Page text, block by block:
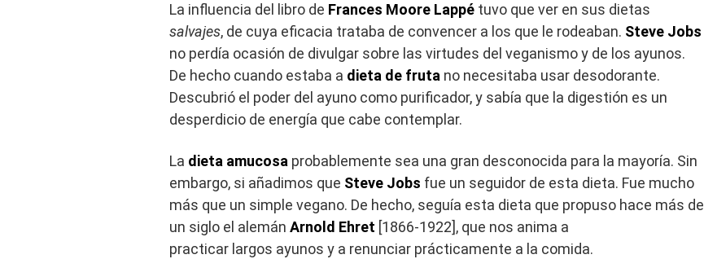
La influencia del libro de Frances Moore Lappé tuvo que ver en sus dietas
salvajes, de cuya eficacia trataba de convencer a los que le rodeaban. Steve Jobs
no perdía ocasión de divulgar sobre las virtudes del veganismo y de los ayunos.
De hecho cuando estaba a dieta de fruta no necesitaba usar desodorante.
Descubrió el poder del ayuno como purificador, y sabía que la digestión es un
desperdicio de energía que cabe contemplar.
La dieta amucosa probablemente sea una gran desconocida para la mayoría. Sin
embargo, si añadimos que Steve Jobs fue un seguidor de esta dieta. Fue mucho
más que un simple vegano. De hecho, seguía esta dieta que propuso hace más de
un siglo el alemán Arnold Ehret [1866-1922], que nos anima a
practicar largos ayunos y a renunciar prácticamente a la comida.